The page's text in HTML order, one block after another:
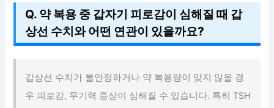
Q. 약 복용 중 갑자기 피로감이 심해질 때 갑
상선 수치와 어떤 연관이 있을까요?
갑상선 수치가 불안정하거나 약 복용량이 맞지 않을 경
우 피로감, 무기력 증상이 심해질 수 있습니다. 특히 TSH